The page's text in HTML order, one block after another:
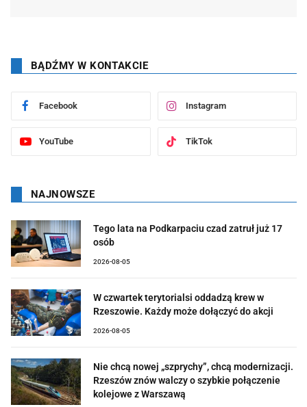
BĄDŹMY W KONTAKCIE
Facebook Instagram
YouTube TikTok
NAJNOWSZE
Tego lata na Podkarpaciu czad zatruł już 17
osób
2026-08-05
W czwartek terytorialsi oddadzą krew w
Rzeszowie. Każdy może dołączyć do akcji
2026-08-05
Nie chcą nowej „szprychy”, chcą modernizacji.
Rzeszów znów walczy o szybkie połączenie
kolejowe z Warszawą